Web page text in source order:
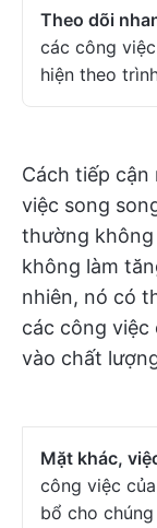
Theo dõi
các công
hiện theo
Cách tiếp
việc song
thường không
không làm
nhiên, nó có
các công việc
vào chất
Mặt khác,
công việc
bổ cho